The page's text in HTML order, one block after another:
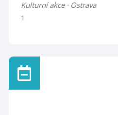
Kulturní akce · Ostrava
1